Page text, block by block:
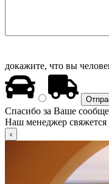
докажите, что вы
Спасибо за Ваше
Наш менеджер